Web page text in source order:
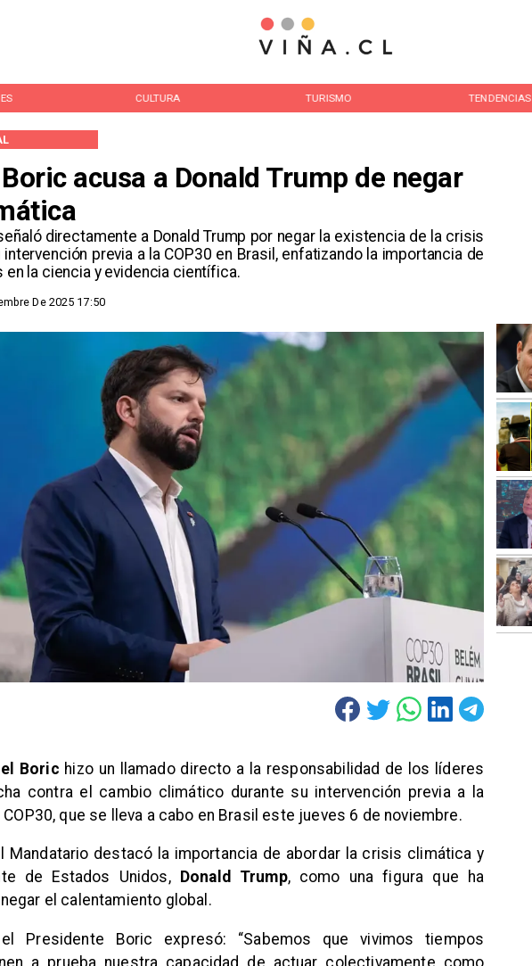
CULTURA TURISMO TENDENCIAS
acusa a Donald Trump de negar
directamente a Donald Trump por negar la existencia de la crisis
previa a la COP30 en Brasil, enfatizando la importancia de
en la ciencia y evidencia científica.
De 2025 17:50
Boric hizo un llamado directo a la responsabilidad de los líderes
contra el cambio climático durante su intervención previa a la
que se lleva a cabo en Brasil este jueves 6 de noviembre.
Mandatario destacó la importancia de abordar la crisis climática y
de Estados Unidos,
Donald Trump, como una figura que ha
el calentamiento global.
Presidente Boric expresó: “Sabemos que vivimos tiempos
a prueba nuestra capacidad de actuar colectivamente como